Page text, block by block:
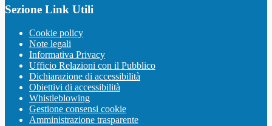
Sezione Link Utili
Cookie policy
Note legali
Informativa Privacy
Ufficio Relazioni con il Pubblico
Dichiarazione di accessibilità
Obiettivi di accessibilità
Whistleblowing
Gestione consensi cookie
Amministrazione trasparente